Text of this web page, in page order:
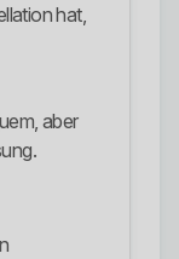
hat,
aber